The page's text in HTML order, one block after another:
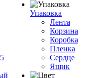
Упаковка
Лента
Корзина
Коробка
Пленка
Сердце
Ящик